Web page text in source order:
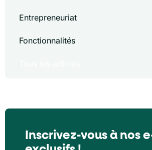
Entrepreneuriat
Fonctionnalités
Inscrivez-vous à nos